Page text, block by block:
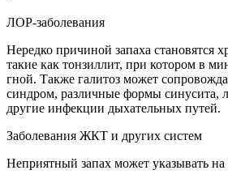
ЛОР-заболевания
Нередко причиной запаха становятся
такие как тонзиллит, при котором в
гной. Также галитоз может
синдром, различные формы синусита,
другие инфекции дыхательных путей.
Заболевания ЖКТ и других систем
Неприятный запах может указывать на